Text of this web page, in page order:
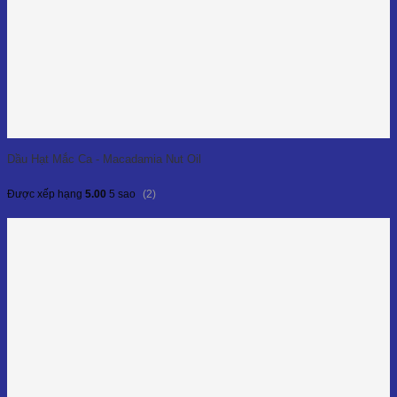
Dầu Hạt Mắc Ca - Macadamia Nut Oil
Được xếp hạng 5.00 5 sao (2)